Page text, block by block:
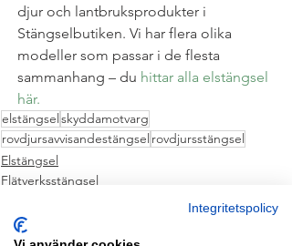
djur och lantbruksprodukter i
Stängselbutiken. Vi har flera olika
modeller som passar i de flesta
sammanhang – du hittar alla elstängsel
här.
elstängselskyddamotvarg
rovdjursavvisandestängsel rovdjursstängsel
Elstängsel
Flätverksstängsel
Integritetspolicy